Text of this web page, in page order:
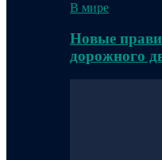
В мире
Новые
дорожного